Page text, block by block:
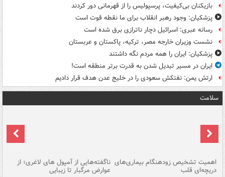
بازیکنان بی‌کیفیت، پرسپولیس را از قهرمانی دور کردند
پزشکیان: وجود رهبر انقلاب برای ما نقطه قوت است
رسانه عبری: اسرائیل دچار ناترازی برق شده است
نشست وزیران خارجه مصر، ترکیه، پاکستان و عربستان
پزشکیان: ایران را همه مردم نگه داشتند
ایران در مسیر تبدیل شدن به قدرت برتر منطقه است!
ارتش یمن: نفتکش سعودی را در خلیج عدن هدف قرار دادیم
سلامت
اهمیت تشخیص زودهنگام بیماری‌های
دریچه‌ای قلب
ناگفته‌هایی از آمپول های لاغری؛ از
عوارض مرگبار تا زیبایی